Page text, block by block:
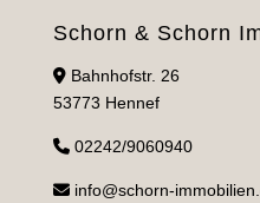
Schorn & Schorn
Bahnhofstr. 26
53773 Hennef
02242/9060940
info@schorn-